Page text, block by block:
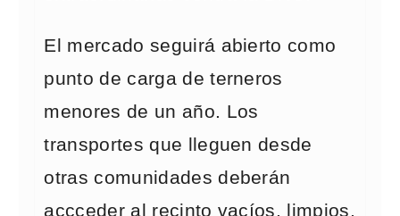
El mercado seguirá abierto como
punto de carga de terneros
menores de un año. Los
transportes que lleguen desde
otras comunidades deberán
accceder al recinto vacíos, limpios,